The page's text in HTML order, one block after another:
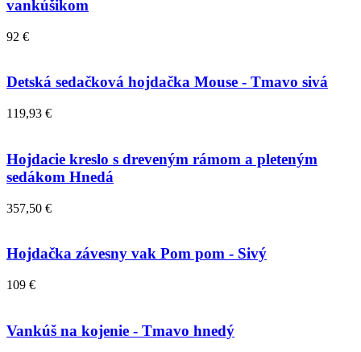
vankúšikom
92 €
Detská sedačková hojdačka Mouse - Tmavo sivá
119,93 €
Hojdacie kreslo s dreveným rámom a pleteným
sedákom Hnedá
357,50 €
Hojdačka závesny vak Pom pom - Sivý
109 €
Vankúš na kojenie - Tmavo hnedý